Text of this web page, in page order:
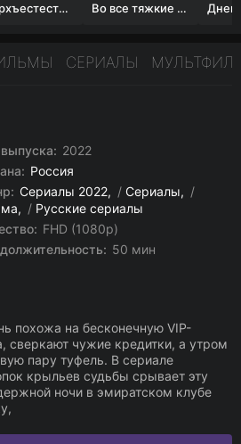
Сверхъестественное Во все тяжкие 1-5 сезон
СЕРИАЛЫ
2022
Россия
Сериалы 2022 / Сериалы
/
/ Русские сериалы
FHD (1080p)
50 мин
похожа на бесконечную VIP-
сверкают чужие кредитки, а утром
пару туфель. В сериале
крыльев судьбы срывает эту
ночи в эмиратском клубе